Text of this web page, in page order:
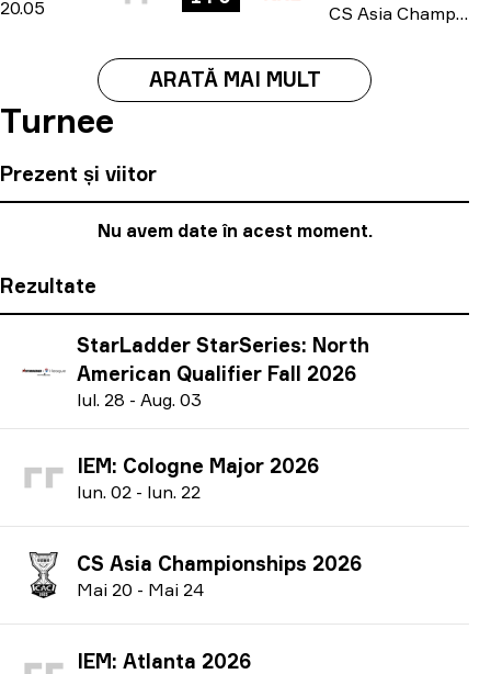
20.05
CS Asia Championships 2026
ARATĂ MAI MULT
Turnee
Prezent și viitor
Nu avem date în acest moment.
Rezultate
StarLadder StarSeries: North
American Qualifier Fall 2026
Iul. 28 - Aug. 03
IEM: Cologne Major 2026
Iun. 02 - Iun. 22
CS Asia Championships 2026
Mai 20 - Mai 24
IEM: Atlanta 2026